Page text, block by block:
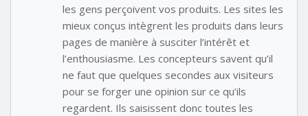
les gens perçoivent vos produits. Les sites les
mieux conçus intègrent les produits dans leurs
pages de manière à susciter l’intérêt et
l’enthousiasme. Les concepteurs savent qu’il
ne faut que quelques secondes aux visiteurs
pour se forger une opinion sur ce qu’ils
regardent. Ils saisissent donc toutes les